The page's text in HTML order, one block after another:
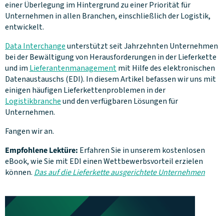
einer Überlegung im Hintergrund zu einer Priorität für
Unternehmen in allen Branchen, einschließlich der Logistik,
entwickelt.
Data Interchangeunterstützt seit Jahrzehnten Unternehmen
bei der Bewältigung von Herausforderungen in der Lieferkette
und im Lieferantenmanagementmit Hilfe des elektronischen
Datenaustauschs (EDI). In diesem Artikel befassen wir uns mit
einigen häufigen Lieferkettenproblemen in der
Logistikbrancheund den verfügbaren Lösungen für
Unternehmen.
Fangen wir an.
Empfohlene Lektüre: Erfahren Sie in unserem kostenlosen
eBook, wie Sie mit EDI einen Wettbewerbsvorteil erzielen
können. Das auf die Lieferkette ausgerichtete Unternehmen